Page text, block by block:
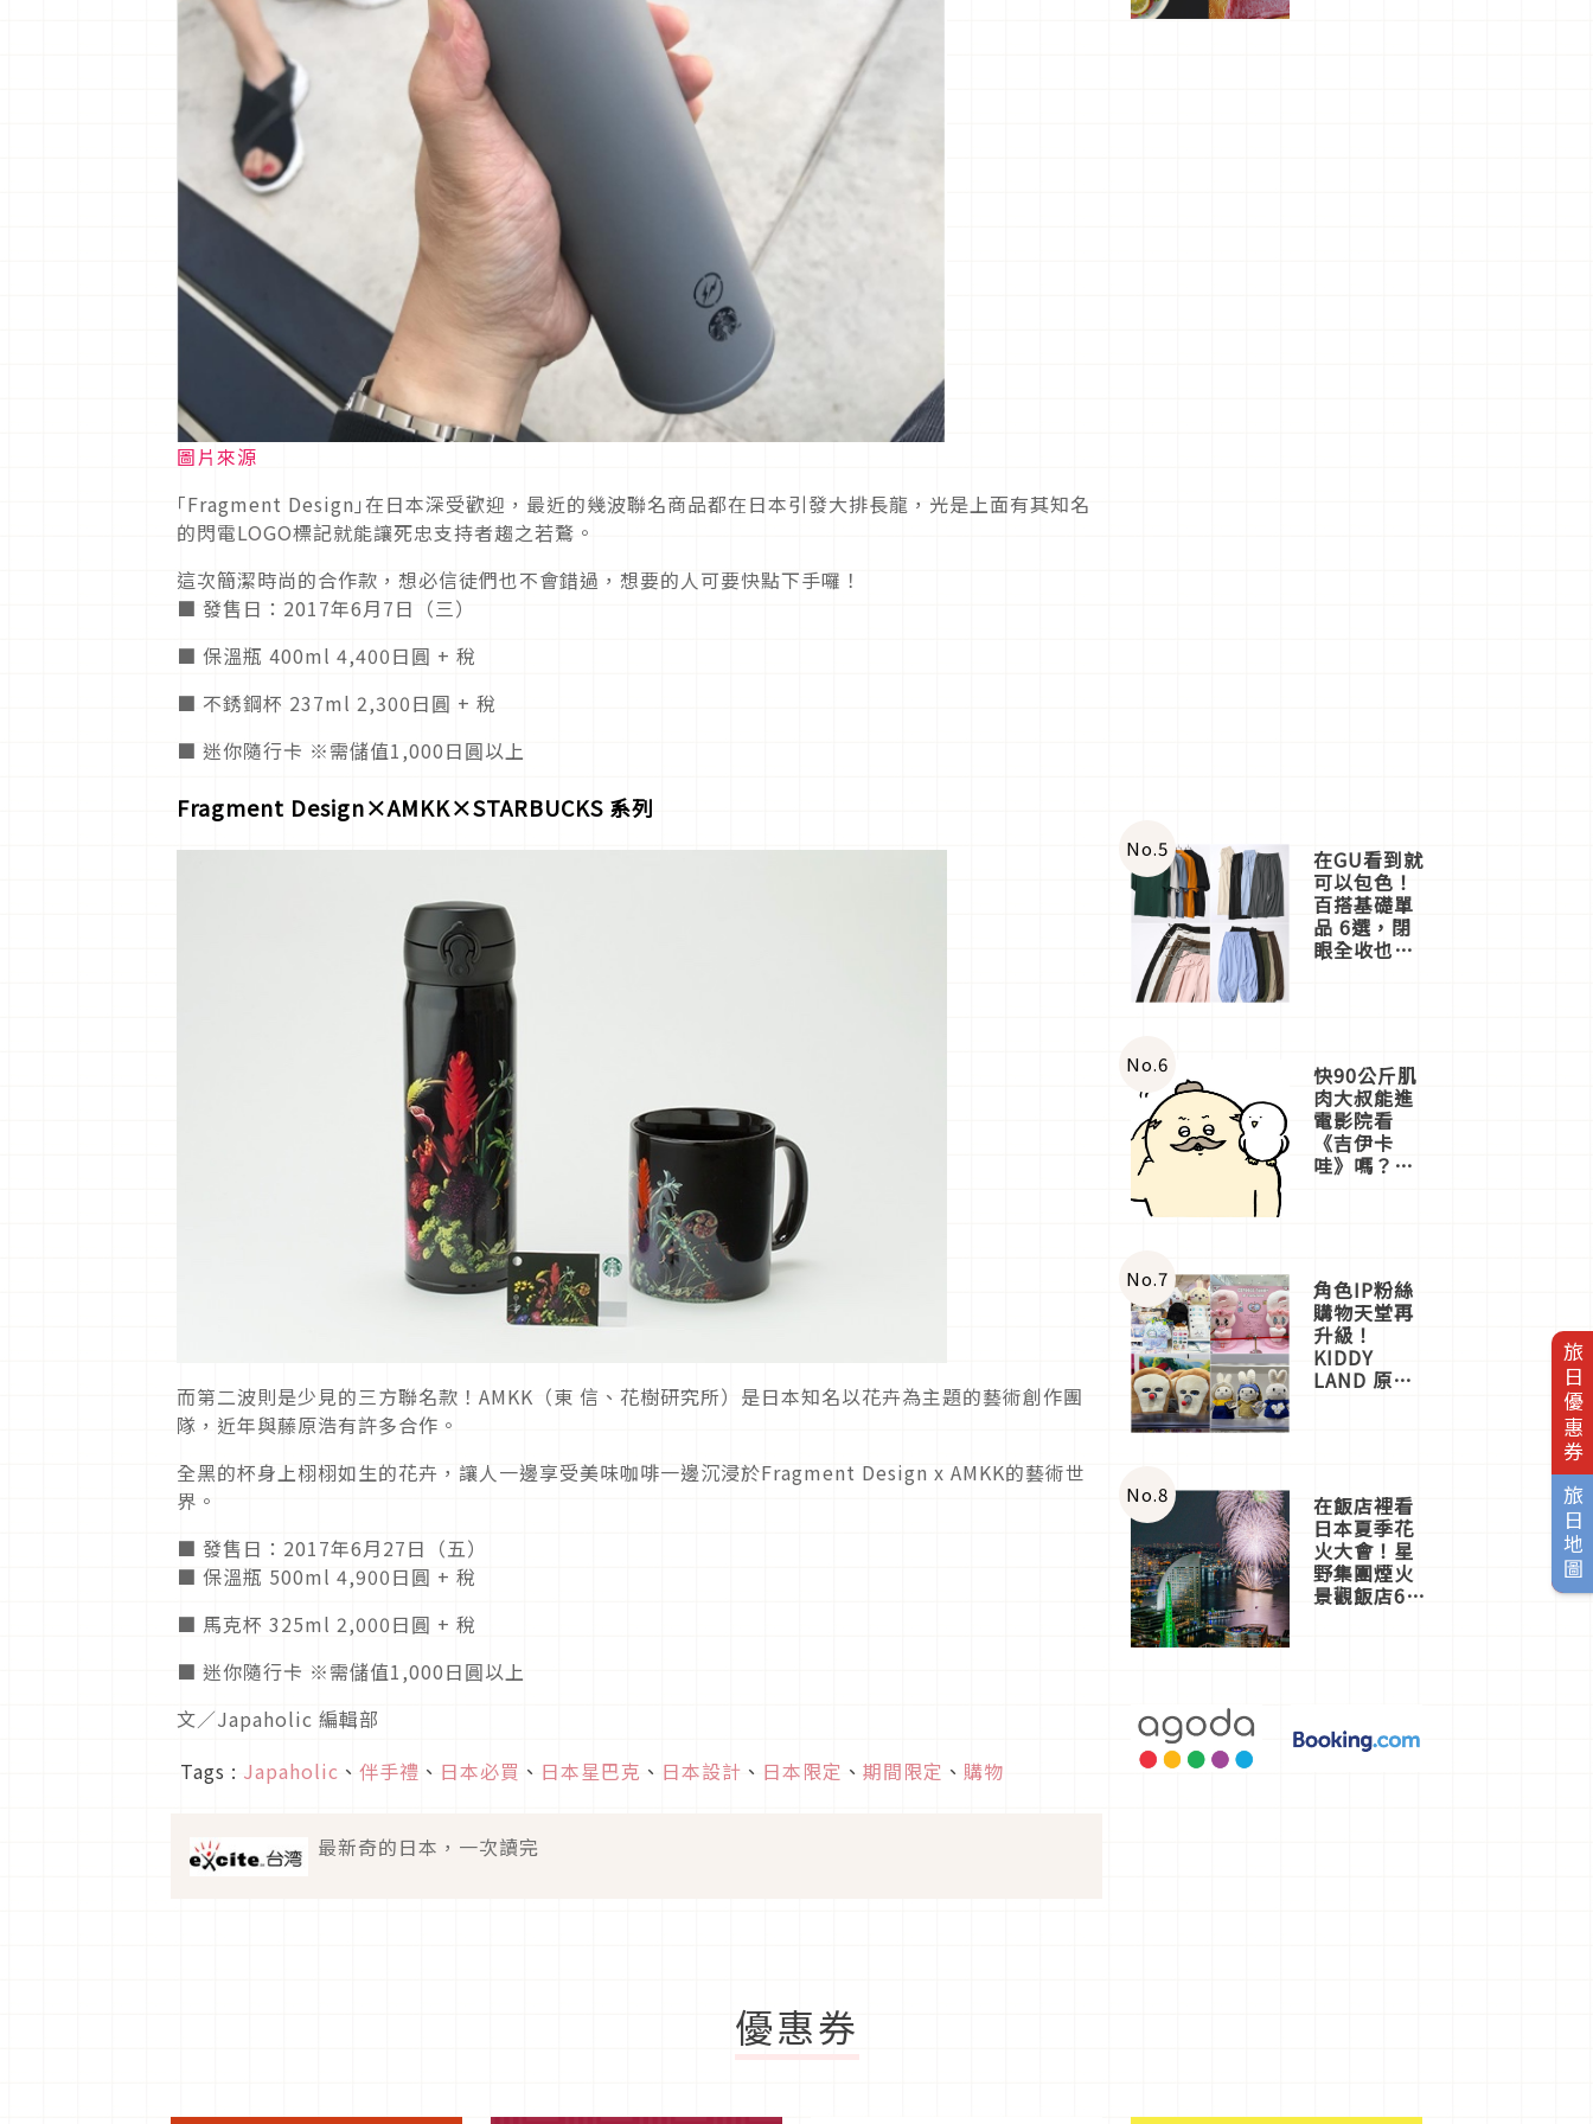
旅日優惠券
旅日地圖
圖片來源
｢Fragment Design｣在日本深受歡迎，最近的幾波聯名商品都在日本引發大排長龍，光是上面有其知名
的閃電LOGO標記就能讓死忠支持者趨之若鶩。
這次簡潔時尚的合作款，想必信徒們也不會錯過，想要的人可要快點下手囉！
■ 發售日：2017年6月7日（三）
■ 保溫瓶 400ml 4,400日圓 + 稅
■ 不銹鋼杯 237ml 2,300日圓 + 稅
■ 迷你隨行卡 ※需儲值1,000日圓以上
Fragment Design×AMKK×STARBUCKS 系列
而第二波則是少見的三方聯名款！AMKK（東 信、花樹研究所）是日本知名以花卉為主題的藝術創作團
隊，近年與藤原浩有許多合作。
全黑的杯身上栩栩如生的花卉，讓人一邊享受美味咖啡一邊沉浸於Fragment Design x AMKK的藝術世
界。
■ 發售日：2017年6月27日（五）
■ 保溫瓶 500ml 4,900日圓 + 稅
■ 馬克杯 325ml 2,000日圓 + 稅
■ 迷你隨行卡 ※需儲值1,000日圓以上
文／Japaholic 編輯部
Tags : Japaholic 、 伴手禮 、 日本必買 、 日本星巴克 、 日本設計 、 日本限定 、 期間限定 、 購物
最新奇的日本，一次讀完
No.5 在GU看到就
可以包色！
百搭基礎單
品 6選，閉
眼全收也不
No.6 快90公斤肌
肉大叔能進
電影院看
《吉伊卡
哇》嗎？日
一同給出了
答案
No.7 角色IP粉絲
購物天堂再
升級！
KIDDY
LAND 原宿
店3分即達
No.8 在飯店裡看
日本夏季花
火大會！星
野集團煙火
景觀飯店6
優惠券